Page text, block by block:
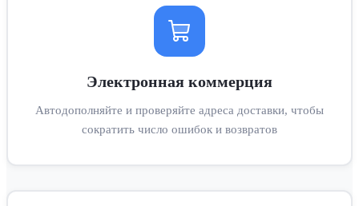
Электронная коммерция
Автодополняйте и проверяйте адреса доставки, чтобы
сократить число ошибок и возвратов